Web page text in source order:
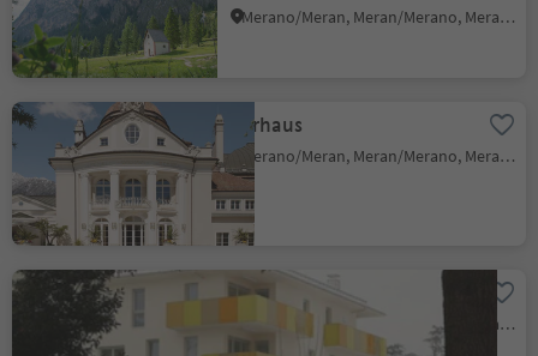
Merano/Meran, Meran/Merano, Meran/Merano and environs
Kurhaus
Merano/Meran, Meran/Merano, Meran/Merano and environs
Eiche Residential Building
Merano/Meran, Meran/Merano, Meran/Merano and environs